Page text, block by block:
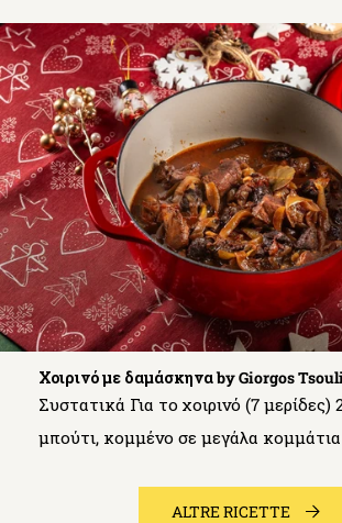
Χοιρινό με δαμάσκηνα by Giorgos
Συστατικά Για το χοιρινό (7 μερίδες)
μπούτι, κομμένο σε μεγάλα
ALTRE RICETTE